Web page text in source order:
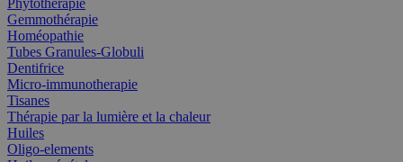
Phytothérapie
Gemmothérapie
Homéopathie
Tubes Granules-Globuli
Dentifrice
Micro-immunotherapie
Tisanes
Thérapie par la lumière et la chaleur
Huiles
Oligo-elements